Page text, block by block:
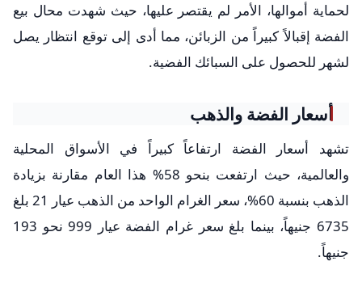
لحماية أموالها، الأمر لم يقتصر عليها، حيث شهدت محال بيع
الفضة إقبالاً كبيراً من الزبائن، مما أدى إلى توقع انتظار يصل
لشهر للحصول على السبائك الفضية.
أسعار الفضة والذهب
تشهد أسعار الفضة ارتفاعاً كبيراً في الأسواق المحلية
والعالمية، حيث ارتفعت بنحو 58% هذا العام مقارنة بزيادة
الذهب بنسبة 60%، سعر الغرام الواحد من الذهب عيار 21 بلغ
6735 جنيهاً، بينما بلغ سعر غرام الفضة عيار 999 نحو 193
جنيهاً.